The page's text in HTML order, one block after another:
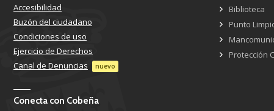
Accesibilidad
Buzón del ciudadano
Condiciones de uso
Ejercicio de Derechos
Canal de Denuncias
nuevo
Biblioteca
Punto
Protección
Conecta con Cobeña